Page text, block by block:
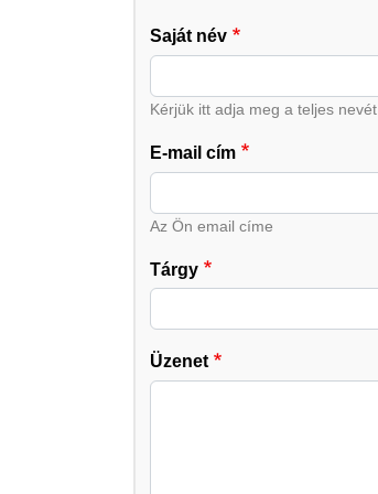
Saját név
Kérjük itt adja meg a teljes nevét.
E-mail cím
Az Ön email címe
Tárgy
Üzenet